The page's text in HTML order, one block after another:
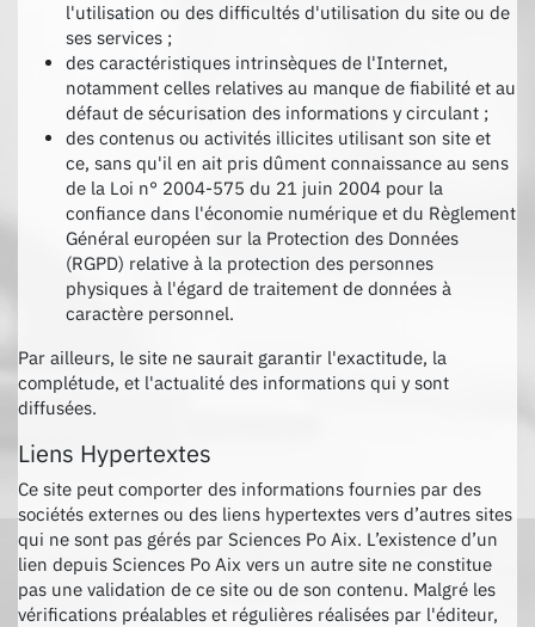
l'utilisation ou des difficultés d'utilisation du site ou de
ses services ;
des caractéristiques intrinsèques de l'Internet,
notamment celles relatives au manque de fiabilité et au
défaut de sécurisation des informations y circulant ;
des contenus ou activités illicites utilisant son site et
ce, sans qu'il en ait pris dûment connaissance au sens
de la Loi n° 2004-575 du 21 juin 2004 pour la
confiance dans l'économie numérique et du Règlement
Général européen sur la Protection des Données
(RGPD) relative à la protection des personnes
physiques à l'égard de traitement de données à
caractère personnel.
Par ailleurs, le site ne saurait garantir l'exactitude, la
complétude, et l'actualité des informations qui y sont
diffusées.
Liens Hypertextes
Ce site peut comporter des informations fournies par des
sociétés externes ou des liens hypertextes vers d’autres sites
qui ne sont pas gérés par Sciences Po Aix. L’existence d’un
lien depuis Sciences Po Aix vers un autre site ne constitue
pas une validation de ce site ou de son contenu. Malgré les
vérifications préalables et régulières réalisées par l'éditeur,